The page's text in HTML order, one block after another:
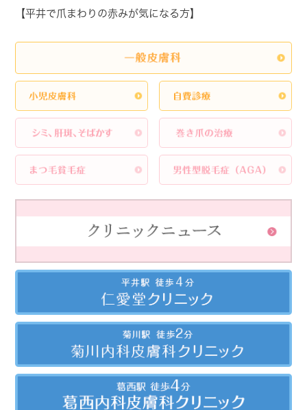
【平井で爪まわりの赤みが気になる方】